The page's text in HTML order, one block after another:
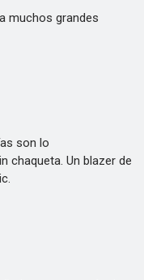
muchos grandes
son lo
chaqueta. Un blazer de